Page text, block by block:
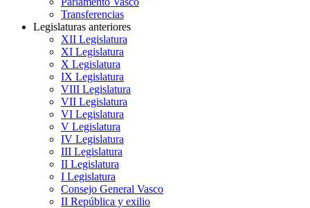
Transferencias
Legislaturas anteriores
XII Legislatura
XI Legislatura
X Legislatura
IX Legislatura
VIII Legislatura
VII Legislatura
VI Legislatura
V Legislatura
IV Legislatura
III Legislatura
II Legislatura
I Legislatura
Consejo General Vasco
II República y exilio